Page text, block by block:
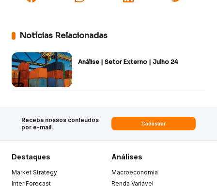
Notícias Relacionadas
Análise | Setor Externo | Julho 24
Receba nossos conteúdos
por e-mail.
Cadastrar
Destaques
Market Strategy
Inter Forecast
Análises
Macroeconomia
Renda Variável